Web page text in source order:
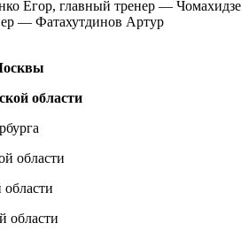
Егор, главный тренер — Чомахидзе
— Фатахутдинов Артур
области
области
области